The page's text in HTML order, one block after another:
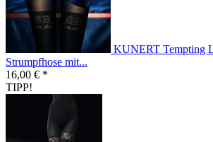
KUNERT Tempting
Strumpfhose mit...
16,00 € *
TIPP!